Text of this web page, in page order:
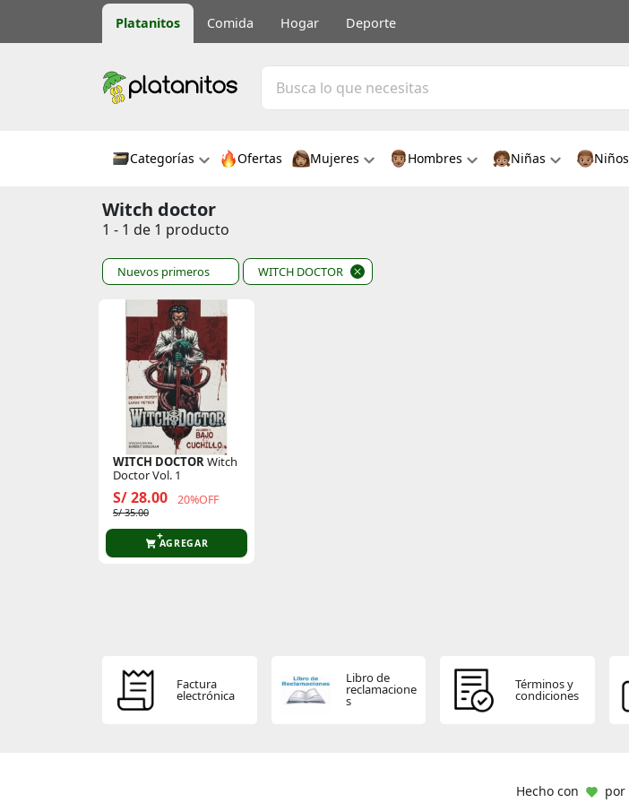
Platanitos Comida Hogar Deporte
Categorías Ofertas Mujeres Hombres Niñas Niños
Witch doctor
1 - 1 de 1 producto
Nuevos primeros WITCH DOCTOR
WITCH DOCTORWitch
Doctor Vol. 1
S/ 28.00 20%OFF
S/ 35.00
AGREGAR
Factura
electrónica
Libro de
reclamacione
s
Términos y
condiciones
Hecho con por